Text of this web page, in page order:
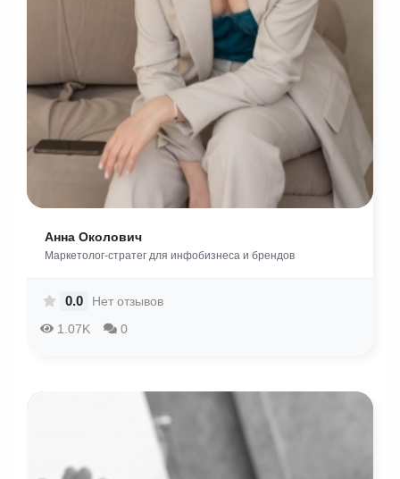
Анна Околович
Маркетолог-стратег для инфобизнеса и брендов
1.07K 0
0.0 Нет отзывов